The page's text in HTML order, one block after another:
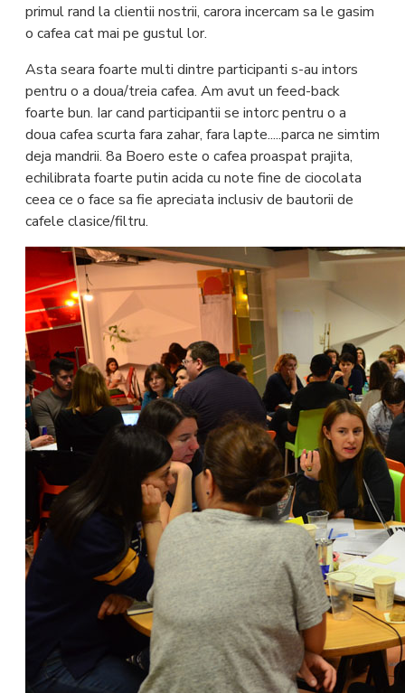
primul rand la clientii nostrii, carora incercam sa le gasim
o cafea cat mai pe gustul lor.
Asta seara foarte multi dintre participanti s-au intors
pentru o a doua/treia cafea. Am avut un feed-back
foarte bun. Iar cand participantii se intorc pentru o a
doua cafea scurta fara zahar, fara lapte.....parca ne simtim
deja mandrii. 8a Boero este o cafea proaspat prajita,
echilibrata foarte putin acida cu note fine de ciocolata
ceea ce o face sa fie apreciata inclusiv de bautorii de
cafele clasice/filtru.